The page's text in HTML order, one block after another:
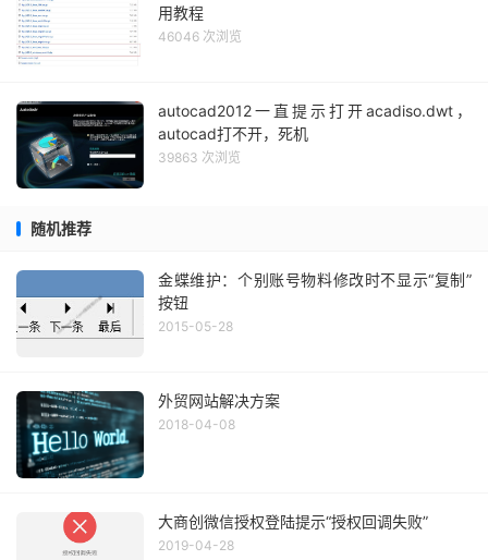
用教程
46046 次浏览
autocad2012一直提示打开acadiso.dwt，
autocad打不开，死机
39863 次浏览
随机推荐
金蝶维护：个别账号物料修改时不显示“复制”
按钮
2015-05-28
外贸网站解决方案
2018-04-08
大商创微信授权登陆提示“授权回调失败”
2019-04-28